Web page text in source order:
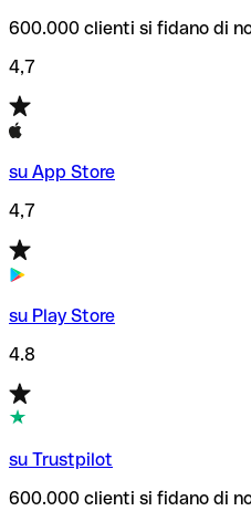
600.000 clienti si fidano di
4,7
su App Store
4,7
su Play Store
4.8
su Trustpilot
600.000 clienti si fidano di